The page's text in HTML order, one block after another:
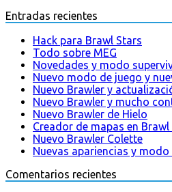
Entradas recientes
Hack para Brawl Stars
Todo sobre MEG
Novedades y modo
Nuevo modo de juego y
Nuevo Brawler y
Nuevo Brawler y mucho
Nuevo Brawler de Hielo
Creador de mapas en Brawl
Nuevo Brawler Colette
Nuevas apariencias y
Comentarios recientes